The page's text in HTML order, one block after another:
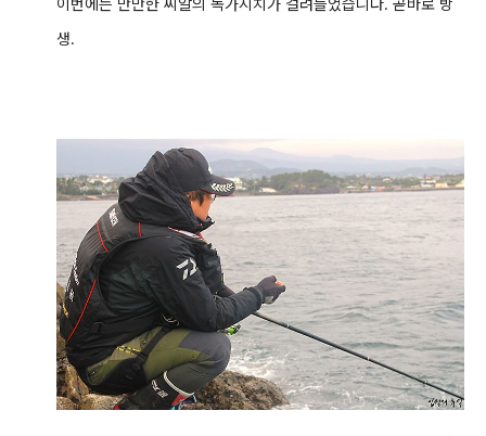
이번에는 만만한 씨알의 독가시치가 걸려들었습니다. 곧바로 방
생.